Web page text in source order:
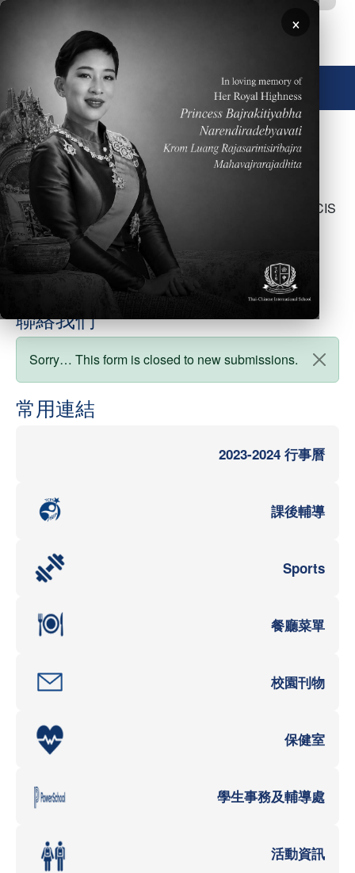
移至主內容
🌐 中文，傳統
Submitted byWebtrixon 週六, 29 十一月 2025 - 18:10
是的。本校是美國、台灣及泰國教育部認證之學校。TCIS
也是東亞地區海外學校委員會的會員。
FAQ Type
About
聯絡我們
狀態訊息
Sorry… This form is closed to new submissions.
常用連結
2023-2024 行事曆
課後輔導
Sports
餐廳菜單
校園刊物
保健室
學生事務及輔導處
活動資訊
×